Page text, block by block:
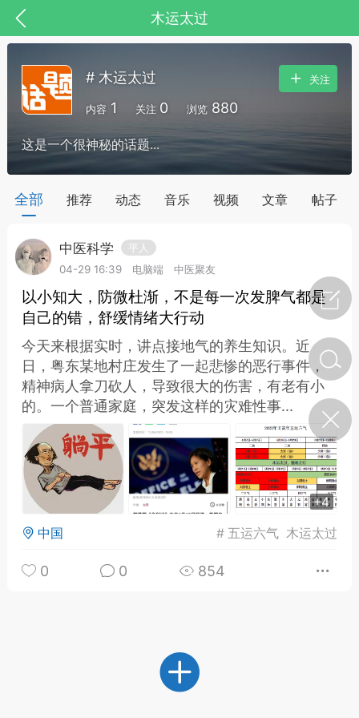
木运太过
节气气象
·特急预警】关
节返乡期间“闪
急提示
如何购买【理肺清瘟膏】
【养正护络膏】？
2
谷气行、营卫通：内经视角
下的脾胃调养要义
# 木运太过
内容 1 关注 0 浏览 880
关注
这是一个很神秘的话题...
全部 推荐 动态 音乐 视频 文章 帖子
中医科学
平人
04-29 16:39
电脑端 中医聚友
以小知大，防微杜渐，不是每一次发脾气都是
自己的错，舒缓情绪大行动
今天来根据实时，讲点接地气的养生知识。近
日，粤东某地村庄发生了一起悲惨的恶行事件，
精神病人拿刀砍人，导致很大的伤害，有老有小
的。一个普通家庭，突发这样的灾难性事...
+4
中国 # 五运六气 木运太过
0 0 854